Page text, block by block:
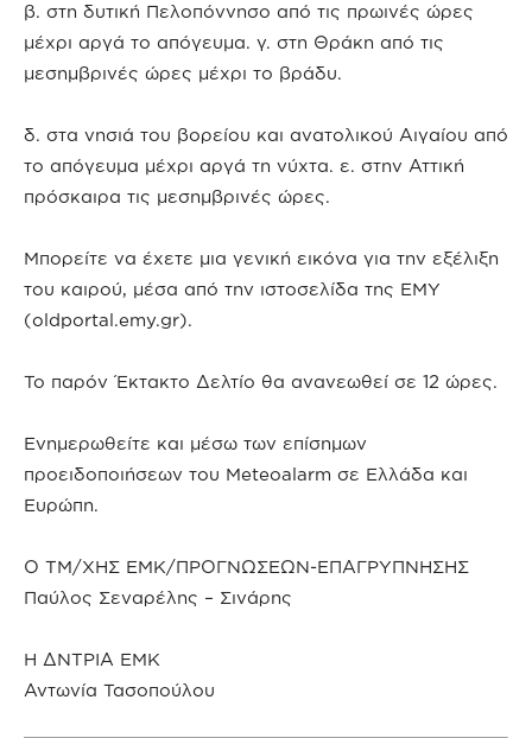
β. στη δυτική Πελοπόννησο από τις πρωινές ώρες
μέχρι αργά το απόγευμα. γ. στη Θράκη από τις
μεσημβρινές ώρες μέχρι το βράδυ.
δ. στα νησιά του βορείου και ανατολικού Αιγαίου από
το απόγευμα μέχρι αργά τη νύχτα. ε. στην Αττική
πρόσκαιρα τις μεσημβρινές ώρες.
Μπορείτε να έχετε μια γενική εικόνα για την εξέλιξη
του καιρού, μέσα από την ιστοσελίδα της ΕΜΥ
(oldportal.emy.gr).
Το παρόν Έκτακτο Δελτίο θα ανανεωθεί σε 12 ώρες.
Ενημερωθείτε και μέσω των επίσημων
προειδοποιήσεων του Meteoalarm σε Ελλάδα και
Ευρώπη.
Ο ΤΜ/ΧΗΣ ΕΜΚ/ΠΡΟΓΝΩΣΕΩΝ-ΕΠΑΓΡΥΠΝΗΣΗΣ
Παύλος Σεναρέλης – Σινάρης
Η ΔΝΤΡΙΑ ΕΜΚ
Αντωνία Τασοπούλου